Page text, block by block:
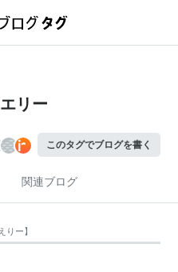
リー
このタグでブログを書く
関連ブログ
りー】